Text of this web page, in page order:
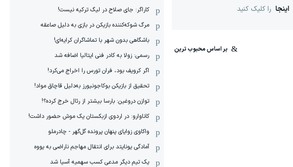
اینجا را کلیک کنید
کاراگر: جای صلاح در لیگ ترکیه نیست!
مرگ شوکه‌کننده بازیکن در بازی به دلیل صاعقه
باشگاهی بدون شهر با تماشاگران کرایه‌ای!
رسمی: زولا به کادر فنی ایتالیا اضافه شد
اگر کرویف بود، فران تورس را اخراج می‌کرد!
تحقیق از بازیکن بوکاجونیورز به‌دلیل قاچاق مواد!
توازن دروغین: بارسا بیشتر از رئال خرج کرده؟!
کاناوارو: در اردوی ازبکستان یک موش حضور داشت!
واکاوی زوایای پنهان پرونده گل‌گهر - چادرملو
آمادگی یونایتد برای انتقال مهاجم ناراضی به یووه
یک تیم دیگر مدعی کسب سهمیه آسیا شد